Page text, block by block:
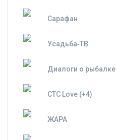
Сарафан
Усадьба‑ТВ
Диалоги о рыбалке
СТС Love (+4)
ЖАРА